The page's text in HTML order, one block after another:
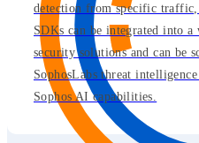
detection from specific traffic,
SDKs can be integrated into a
security solutions and can be
SophosLabs threat
Sophos AI capabilities.